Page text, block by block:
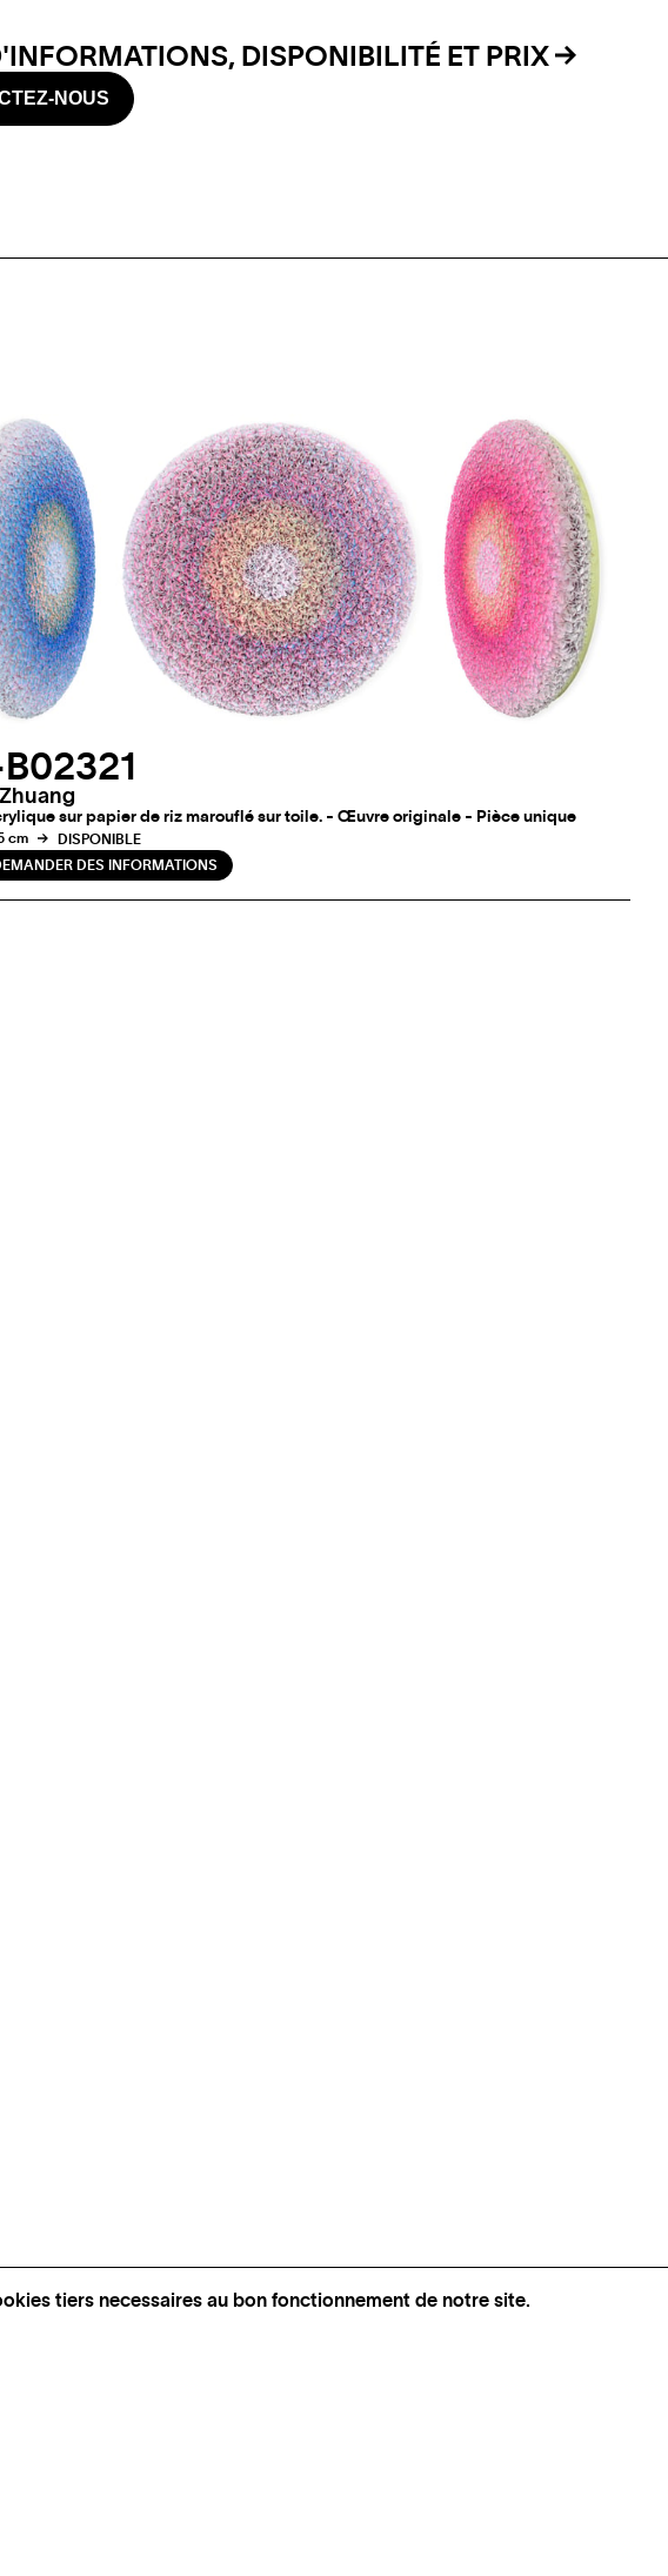
tiers necessaires au bon fonctionnement de notre site.
DISPONIBILITÉ ET PRIX
NOUS
sur papier de riz marouflé sur toile. - Œuvre originale - Pièce unique
cm
DISPONIBLE
DES INFORMATIONS